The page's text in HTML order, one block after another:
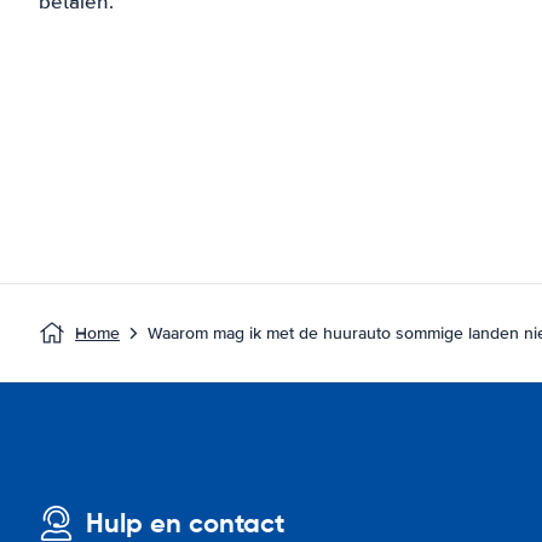
Home Waarom mag ik met de huurauto sommige landen
Hulp en contact